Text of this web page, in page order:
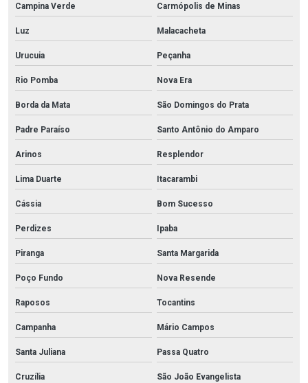
Campina Verde Carmópolis de Minas
Luz Malacacheta
Urucuia Peçanha
Rio Pomba Nova Era
Borda da Mata São Domingos do Prata
Padre Paraíso Santo Antônio do Amparo
Arinos Resplendor
Lima Duarte Itacarambi
Cássia Bom Sucesso
Perdizes Ipaba
Piranga Santa Margarida
Poço Fundo Nova Resende
Raposos Tocantins
Campanha Mário Campos
Santa Juliana Passa Quatro
Cruzília São João Evangelista